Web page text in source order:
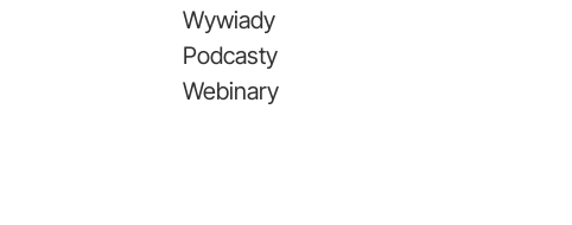
Wywiady
Podcasty
Webinary